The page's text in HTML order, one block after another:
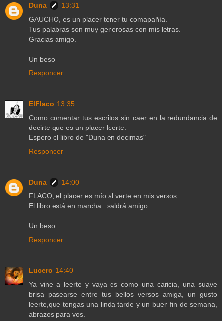
Duna
13:31
GAUCHO, es un placer tener tu comapañía.
Tus palabras son muy generosas con mis letras.
Gracias amigo.
Un beso
Responder
ElFlaco 13:35
Como comentar tus escritos sin caer en la redundancia de
decirte que es un placer leerte.
Espero el libro de "Duna en decimas"
Responder
Duna
14:00
FLACO, el placer es mío al verte en mis versos.
El libro está en marcha...saldrá amigo.
Un beso.
Responder
Lucero 14:40
Ya vine a leerte y vaya es como una caricia, una suave
brisa pasearse entre tus bellos versos amiga, un gusto
leerte,que tengas una linda tarde y un buen fin de semana,
abrazos para vos.